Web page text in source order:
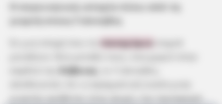
Η συγκινητική ιστορία πίσω από τη
πανηγύρια
Εύβοιας
γιορτής κρύβεται στην ψυχή, την προσφορά